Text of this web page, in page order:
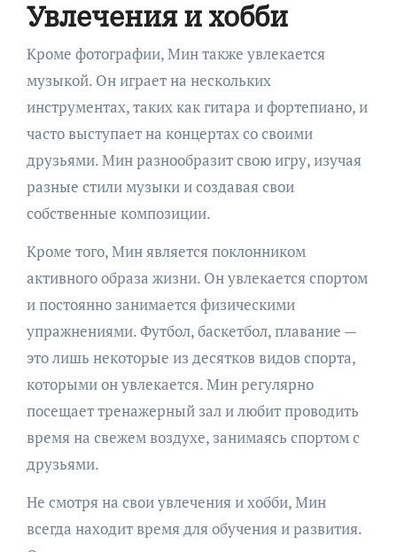
Увлечения и хобби
Кроме фотографии, Мин также увлекается
музыкой. Он играет на нескольких
инструментах, таких как гитара и фортепиано, и
часто выступает на концертах со своими
друзьями. Мин разнообразит свою игру, изучая
разные стили музыки и создавая свои
собственные композиции.
Кроме того, Мин является поклонником
активного образа жизни. Он увлекается спортом
и постоянно занимается физическими
упражнениями. Футбол, баскетбол, плавание —
это лишь некоторые из десятков видов спорта,
которыми он увлекается. Мин регулярно
посещает тренажерный зал и любит проводить
время на свежем воздухе, занимаясь спортом с
друзьями.
Не смотря на свои увлечения и хобби, Мин
всегда находит время для обучения и развития.